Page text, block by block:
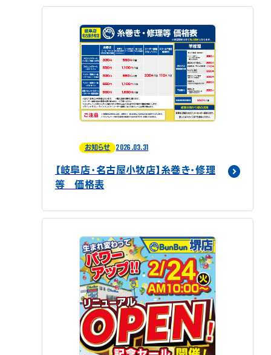
お知らせ 2026.03.31
【岐阜店・名古屋小牧店】糸巻き・修理
等 価格表